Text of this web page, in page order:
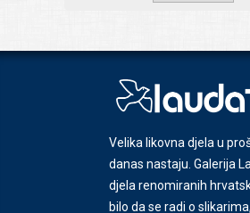
Velika likovna djela u
danas nastaju. Galerija
djela renomiranih
bilo da se radi o